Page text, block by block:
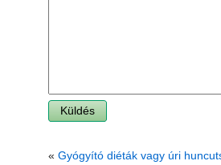
« Gyógyító diéták vagy úri